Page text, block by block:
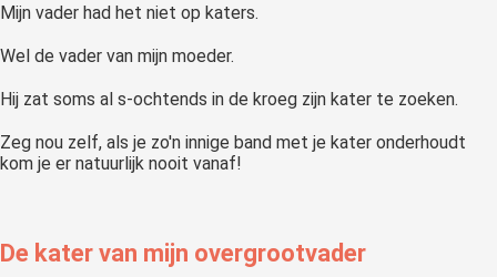
Mijn vader had het niet op katers.
Wel de vader van mijn moeder.
Hij zat soms al s-ochtends in de kroeg zijn kater te zoeken.
Zeg nou zelf, als je zo'n innige band met je kater onderhoudt
kom je er natuurlijk nooit vanaf!
De kater van mijn overgrootvader